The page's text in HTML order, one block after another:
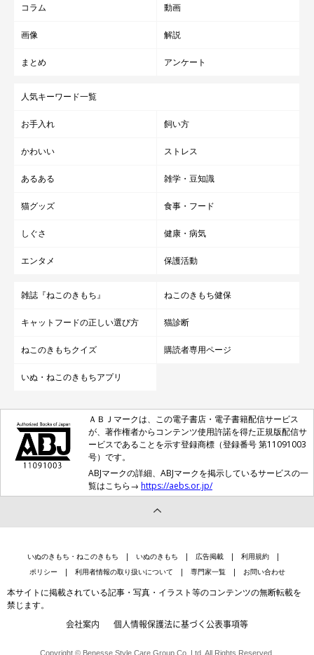
猫は五感を最大限に使って周囲の状況を把握しようとしたり、顔
め、耳の変化だけでは気持ちを十分に理解できない場合には、目
猫の五感の中で最も優れているのは聴力
コラム 動画
画像 解説
まとめ アンケート
人気キーワード一覧
お手入れ 飼い方
かわいい ストレス
あるある 雑学・豆知識
猫グッズ 食事・フード
しぐさ 健康・病気
エンタメ 保護活動
雑誌『ねこのきもち』 ねこのきもち健保
キャットフードの正しい選び方 猫診断
ねこのきもちクイズ 購読者専用ページ
いぬ・ねこのきもちアプリ
ＡＢＪマークは、この電子書店・電子書籍配信サービス
が、著作権者からコンテンツ使用許諾を得た正規版配信サ
ービスであることを示す登録商標（登録番号 第11091003
号）です。
ABJマークの詳細、ABJマークを掲示しているサービスの一
覧はこちら→ https://aebs.or.jp/
いぬのきもち・ねこのきもち いぬのきもち 広告掲載
利用規約
ポリシー
利用者情報の取り扱いについて 専門家一覧 お問い合わせ
本サイトに掲載されている記事・写真・イラスト等のコンテンツの無断転載を
禁じます。
会社案内 個人情報保護法に基づく公表事項等
Copyright © Benesse Style Care Group Co.,Ltd. All Rights Reserved.